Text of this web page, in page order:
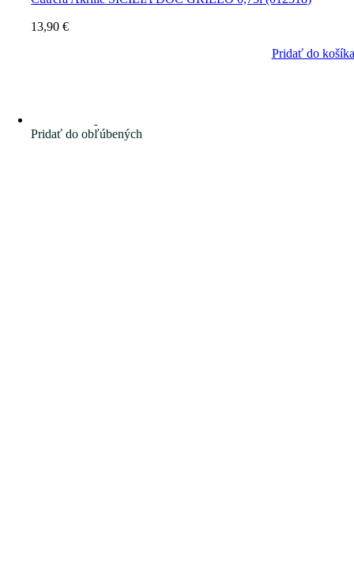
13,90€
Pridať do košíka
Pridať do obľúbených